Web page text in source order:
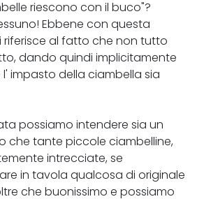
riescono con il buco"?
Ebbene con questa
riferisce al fatto che non tutto
dando quindi implicitamente
impasto della ciambella sia
possiamo intendere sia un
che tante piccole ciambelline,
intrecciate, se
in tavola qualcosa di originale
che buonissimo e possiamo